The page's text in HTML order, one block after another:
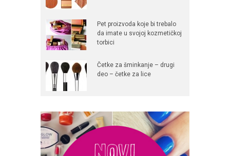
Pet proizvoda koje bi trebalo
da imate u svojoj kozmetičkoj
torbici
Četke za šminkanje – drugi
deo – četke za lice